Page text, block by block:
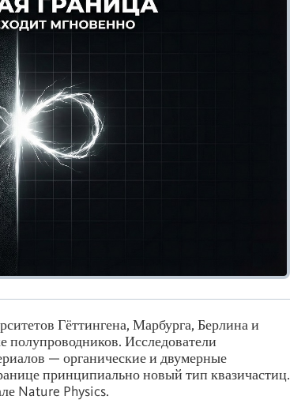
Гёттингена, Марбурга, Берлина и
Исследователи
— органические и двумерные
принципиально новый тип квазичастиц.
Nature Physics.